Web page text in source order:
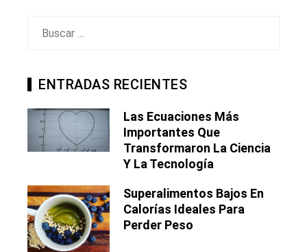
ENTRADAS RECIENTES
Las Ecuaciones Más
Importantes Que
Transformaron La Ciencia
Y La Tecnología
Superalimentos Bajos En
Calorías Ideales Para
Perder Peso